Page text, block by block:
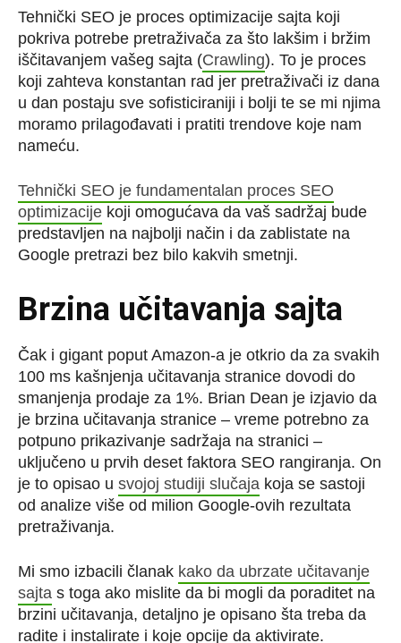
Tehnički SEO je proces optimizacije sajta koji
pokriva potrebe pretraživača za što lakšim i bržim
iščitavanjem vašeg sajta (Crawling). To je proces
koji zahteva konstantan rad jer pretraživači iz dana
u dan postaju sve sofisticiraniji i bolji te se mi njima
moramo prilagođavati i pratiti trendove koje nam
nameću.
Tehnički SEO je fundamentalan proces SEO
optimizacije koji omogućava da vaš sadržaj bude
predstavljen na najbolji način i da zablistate na
Google pretrazi bez bilo kakvih smetnji.
Brzina učitavanja sajta
Čak i gigant poput Amazon-a je otkrio da za svakih
100 ms kašnjenja učitavanja stranice dovodi do
smanjenja prodaje za 1%. Brian Dean je izjavio da
je brzina učitavanja stranice – vreme potrebno za
potpuno prikazivanje sadržaja na stranici –
uključeno u prvih deset faktora SEO rangiranja. On
je to opisao u svojoj studiji slučaja koja se sastoji
od analize više od milion Google-ovih rezultata
pretraživanja.
Mi smo izbacili članak kako da ubrzate učitavanje
sajta s toga ako mislite da bi mogli da poraditet na
brzini učitavanja, detaljno je opisano šta treba da
radite i instalirate i koje opcije da aktivirate.